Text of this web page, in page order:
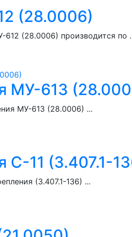
(28.0006)
(28.0006) производится по
МУ-613
МУ-613 (28.0006) ...
С-11 (3.407.1-
(3.407.1-136) ...